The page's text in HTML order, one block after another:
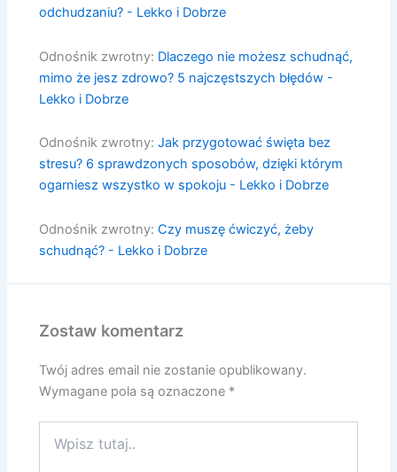
odchudzaniu? - Lekko i Dobrze
Odnośnik zwrotny: Dlaczego nie możesz schudnąć,
mimo że jesz zdrowo? 5 najczęstszych błędów -
Lekko i Dobrze
Odnośnik zwrotny:Jak przygotować święta bez
stresu? 6 sprawdzonych sposobów, dzięki którym
ogarniesz wszystko w spokoju - Lekko i Dobrze
Odnośnik zwrotny:Czy muszę ćwiczyć, żeby
schudnąć? - Lekko i Dobrze
Zostaw komentarz
Twój adres email nie zostanie opublikowany.
Wymagane pola są oznaczone *
tutaj..